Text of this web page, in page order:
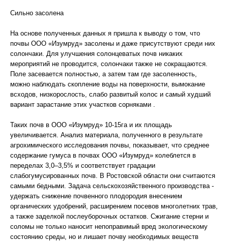
Сильно засолена
На основе полученных данных я пришла к выводу о том, что
почвы ООО «Изумруд» засолены и даже присутствуют среди них
солончаки. Для улучшения солонцеватых почв никаких
мероприятий не проводится, солончаки также не сокращаются.
Поле засевается полностью, а затем там где засоленность,
можно наблюдать скопление воды на поверхности, вымокание
всходов, низкорослость, слабо развитый колос и самый худший
вариант зарастание этих участков сорняками .
Таких почв в ООО «Изумруд» 10-15га и их площадь
увеличивается. Анализ материала, полученного в результате
агрохимического исследования почвы, показывает, что среднее
содержание гумуса в почвах ООО «Изумруд» колеблется в
переделах 3,0–3,5% и соответствует градации
слабогумусированных почв. В Ростовской области они считаются
самыми бедными. Задача сельскохозяйственного производства -
удержать снижение почвенного плодородия внесением
органических удобрений, расширением посевов многолетних трав,
а также заделкой послеуборочных остатков. Сжигание стерни и
соломы не только наносит непоправимый вред экологическому
состоянию среды, но и лишает почву необходимых веществ